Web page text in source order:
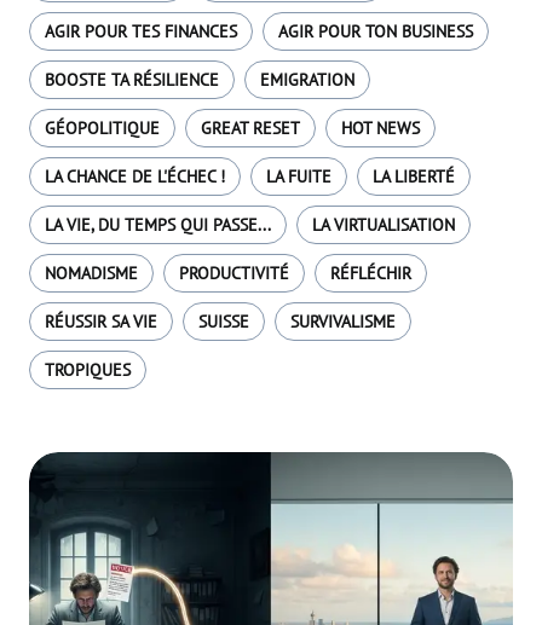
AGIR POUR TES FINANCES AGIR POUR TON BUSINESS
BOOSTE TA RÉSILIENCE EMIGRATION
GÉOPOLITIQUE GREAT RESET HOT NEWS
LA CHANCE DE L'ÉCHEC ! LA FUITE LA LIBERTÉ
LA VIE, DU TEMPS QUI PASSE... LA VIRTUALISATION
NOMADISME PRODUCTIVITÉ RÉFLÉCHIR
RÉUSSIR SA VIE SUISSE SURVIVALISME
TROPIQUES